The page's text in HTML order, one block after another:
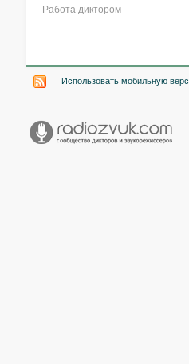
Работа диктором
Использовать мобильную